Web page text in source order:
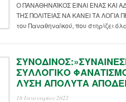
Ο ΠΑΝΑΘΗΝΑΪΚΟΣ ΕΙΝΑΙ ΕΝΑΣ ΚΑΙ
ΤΗΣ ΠΟΛΙΤΕΙΑΣ ΝΑ ΚΑΝΕΙ ΤΑ
του Παναθηναϊκού, που στηρίζει
ΣΥΛΛΟΓΙΚΟ
ΛΥΣΗ ΑΠΟΛΥΤΑ
18 Ιανουαρίου 2022